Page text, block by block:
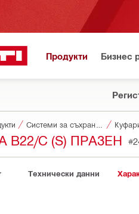
Продукти Бизнес
B22/C (S) ПРАЗЕН
Технически данни